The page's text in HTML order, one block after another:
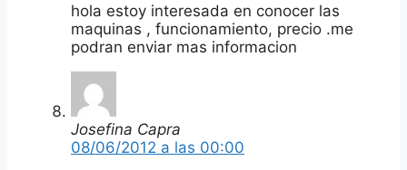
hola estoy interesada en conocer las
maquinas , funcionamiento, precio .me
podran enviar mas informacion
Josefina Capra
08/06/2012 a las 00:00